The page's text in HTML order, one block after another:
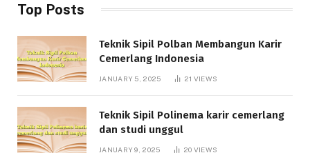
Top Posts
Teknik Sipil Polban Membangun Karir
Cemerlang Indonesia
JANUARY 5, 2025 21 VIEWS
Teknik Sipil Polinema karir cemerlang
dan studi unggul
JANUARY 9, 2025 20 VIEWS